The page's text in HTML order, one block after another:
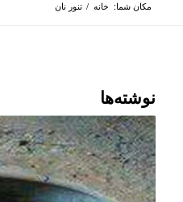
مکان شما: خانه / تنور نان
نوشته‌ها